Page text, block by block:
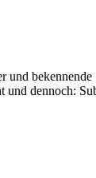
dennoch: